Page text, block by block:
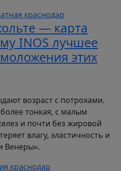
— карта
INOS лучшее
этих
возраст с потрохами.
тонкая, с малым
и почти без жировой
влагу, эластичность и
Венеры».